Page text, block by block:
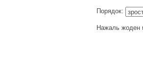
Порядок:
Нажаль жоден